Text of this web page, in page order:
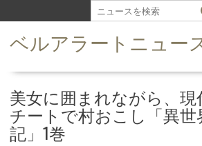
k
ベルアラートニュー
美女に囲まれながら、現
チートで村おこし「異
記」1巻